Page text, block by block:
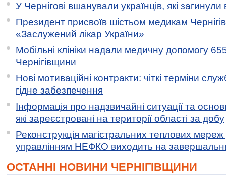
У Чернігові вшанували українців, які загинули
Президент присвоїв шістьом медикам
«Заслужений лікар України»
Мобільні клініки надали медичну допомогу
Чернігівщини
Нові мотиваційні контракти: чіткі терміни
гідне забезпечення
Інформація про надзвичайні ситуації та
які зареєстровані на території області за добу
Реконструкція магістральних теплових мереж
управлінням НЕФКО виходить на
ОСТАННІ НОВИНИ ЧЕРНІГІВЩИНИ